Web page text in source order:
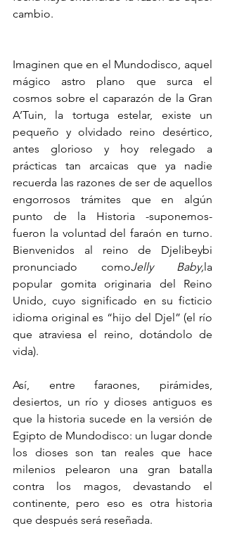
cambio.
Imaginen que en el Mundodisco, aquel
mágico astro plano que surca el
cosmos sobre el caparazón de la Gran
A’Tuin, la tortuga estelar, existe un
pequeño y olvidado reino desértico,
antes glorioso y hoy relegado a
prácticas tan arcaicas que ya nadie
recuerda las razones de ser de aquellos
engorrosos trámites que en algún
punto de la Historia -suponemos-
fueron la voluntad del faraón en turno.
Bienvenidos al reino de Djelibeybi
pronunciado comoJelly Baby,la
popular gomita originaria del Reino
Unido, cuyo significado en su ficticio
idioma original es “hijo del Djel” (el río
que atraviesa el reino, dotándolo de
vida).
Así, entre faraones, pirámides,
desiertos, un río y dioses antiguos es
que la historia sucede en la versión de
Egipto de Mundodisco: un lugar donde
los dioses son tan reales que hace
milenios pelearon una gran batalla
contra los magos, devastando el
continente, pero eso es otra historia
que después será reseñada.